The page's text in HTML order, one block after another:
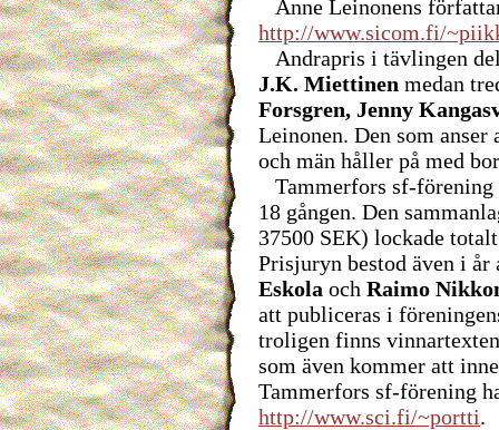
Anne Leinonens
http://www.sicom.fi/
Andrapris i tävlingen
J.K. Miettinen medan
Forsgren, Jenny
Leinonen. Den som
och män håller på med
Tammerfors sf-
18 gången. Den
37500 SEK) lockade
Prisjuryn bestod även i år
Eskola och Raimo
att publiceras i
troligen finns
som även kommer att
Tammerfors sf-förening
http://www.sci.fi/~portti.